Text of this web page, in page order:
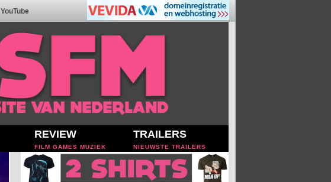
YouTube
REVIEW
FILM GAMES MUZIEK
TRAILERS
NIEUWSTE TRAILERS